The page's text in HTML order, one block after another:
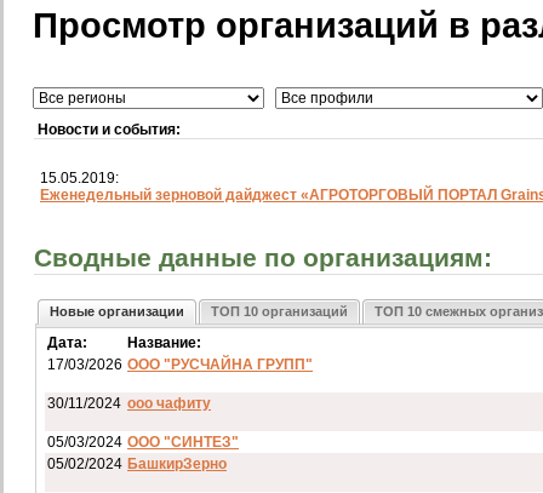
Просмотр организаций в
Новости и события:
15.05.2019:
Еженедельный зерновой дайджест «АГРОТОРГОВЫЙ ПОРТАЛ
Сводные данные по организациям:
Новые организации ТОП 10 организаций ТОП 10 смежных
Дата:
Название:
17/03/2026 ООО "РУСЧАЙНА ГРУПП"
30/11/2024 ооо чафиту
05/03/2024 ООО "СИНТЕЗ"
05/02/2024 БашкирЗерно